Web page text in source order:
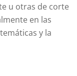
u otras de corte
en las
y la